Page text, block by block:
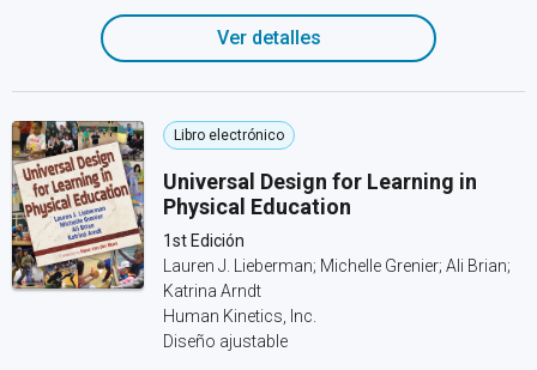
Ver detalles
Libro electrónico
Universal Design for Learning in
Physical Education
1st Edición
Lauren J. Lieberman; Michelle Grenier; Ali Brian;
Katrina Arndt
Human Kinetics, Inc.
Diseño ajustable